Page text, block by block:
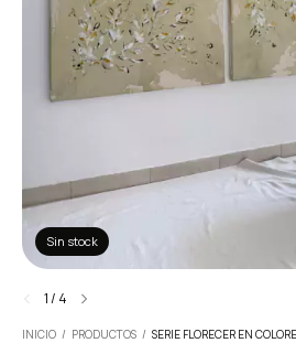
Sin stock
1/ 4
INICIO / PRODUCTOS / SERIE FLORECER EN